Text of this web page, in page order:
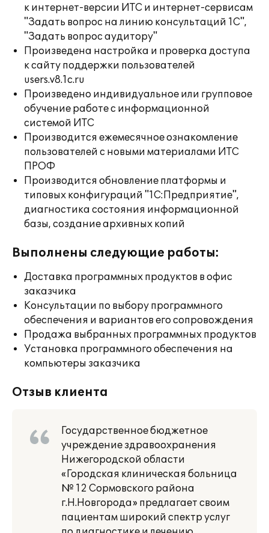
к интернет-версии ИТС и интернет-сервисам
"Задать вопрос на линию консультаций 1С",
"Задать вопрос аудитору"
Произведена настройка и проверка доступа
к сайту поддержки пользователей
users.v8.1c.ru
Произведено индивидуальное или групповое
обучение работе с информационной
системой ИТС
Производится ежемесячное ознакомление
пользователей с новыми материалами ИТС
ПРОФ
Производится обновление платформы и
типовых конфигураций "1С:Предприятие",
диагностика состояния информационной
базы, создание архивных копий
Выполнены следующие работы:
Доставка программных продуктов в офис
заказчика
Консультации по выбору программного
обеспечения и вариантов его сопровождения
Продажа выбранных программных продуктов
Установка программного обеспечения на
компьютеры заказчика
Отзыв клиента
Государственное бюджетное
учреждение здравоохранения
Нижегородской области
«Городская клиническая больница
№ 12 Сормовского района
г.Н.Новгорода» предлагает своим
пациентам широкий спектр услуг